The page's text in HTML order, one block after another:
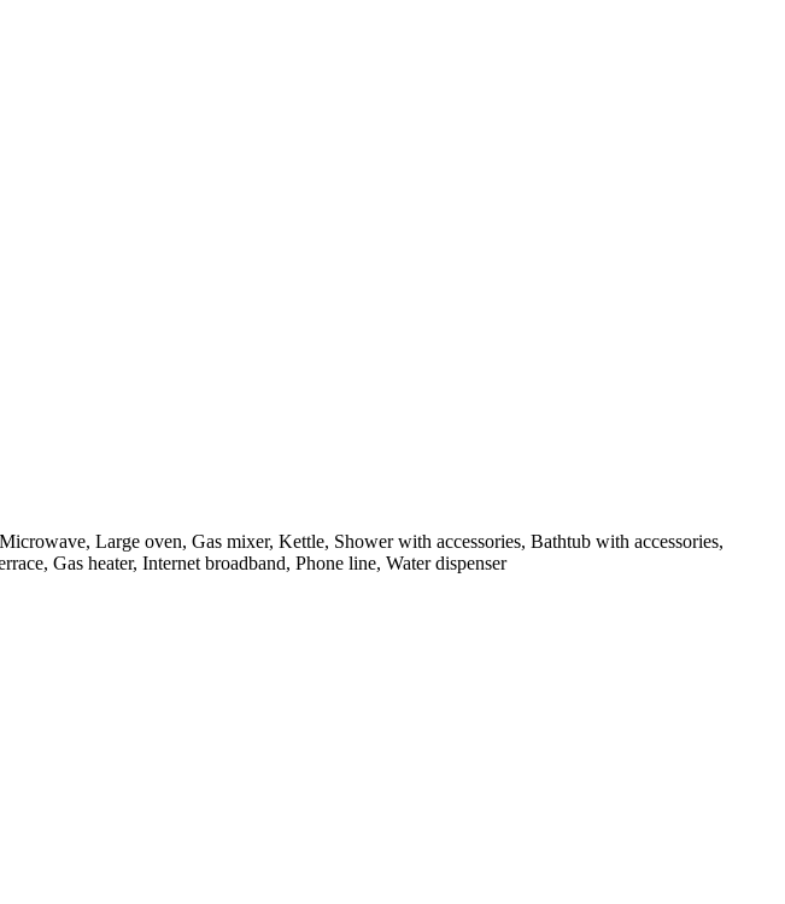
Large oven, Gas mixer, Kettle, Shower with accessories, Bathtub with accessories,
Gas heater, Internet broadband, Phone line, Water dispenser